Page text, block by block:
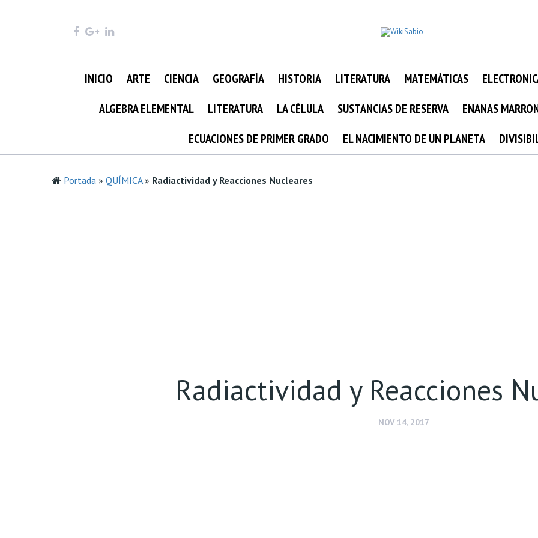
INICIO ARTE CIENCIA GEOGRAFÍA HISTORIA LITERATURA MATEMÁTICAS
ALGEBRA ELEMENTAL
LITERATURA LA CÉLULA SUSTANCIAS DE RESERVA ENANAS
ECUACIONES DE PRIMER GRADO
EL NACIMIENTO DE UN PLANETA
Portada » QUÍMICA» Radiactividad y Reacciones Nucleares
Radiactividad y Reacciones
NOV 14, 2017